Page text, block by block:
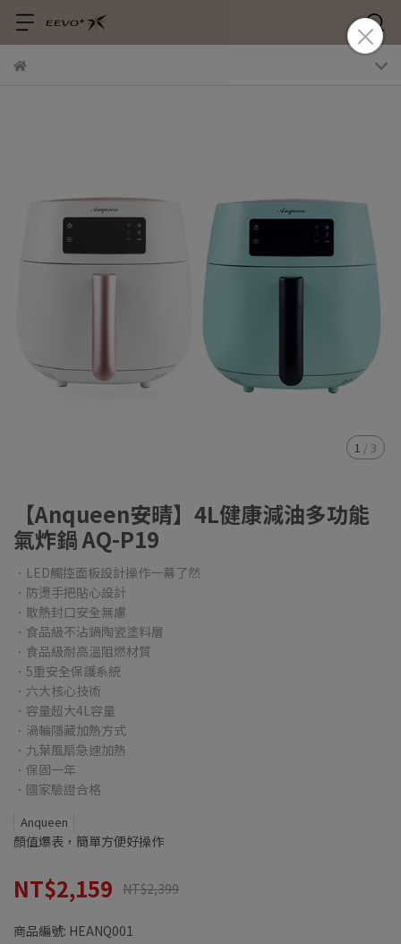
1 / 3
【Anqueen安晴】4L健康減油多功能
氣炸鍋 AQ-P19
．LED觸控面板設計操作一幕了然
．防燙手把貼心設計
．散熱封口安全無慮
．食品級不沾鍋陶瓷塗料層
．食品級耐高溫阻燃材質
．5重安全保護系統
．六大核心技術
．容量超大4L容量
．渦輪隱藏加熱方式
．九葉風扇急速加熱
．保固一年
．國家驗證合格
Anqueen
顏值爆表，簡單方便好操作
NT$2,159 NT$2,399
商品編號: HEANQ001